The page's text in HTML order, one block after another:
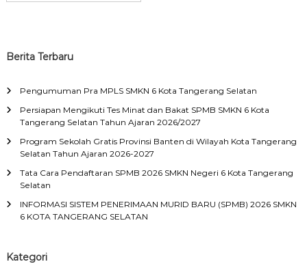
Berita Terbaru
Pengumuman Pra MPLS SMKN 6 Kota Tangerang Selatan
Persiapan Mengikuti Tes Minat dan Bakat SPMB SMKN 6 Kota
Tangerang Selatan Tahun Ajaran 2026/2027
Program Sekolah Gratis Provinsi Banten di Wilayah Kota Tangerang
Selatan Tahun Ajaran 2026-2027
Tata Cara Pendaftaran SPMB 2026 SMKN Negeri 6 Kota Tangerang
Selatan
INFORMASI SISTEM PENERIMAAN MURID BARU (SPMB) 2026 SMKN
6 KOTA TANGERANG SELATAN
Kategori